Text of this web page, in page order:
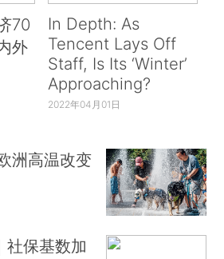
70
外
In Depth: As
Tencent Lays Off
Staff, Is Its ‘Winter’
Approaching?
2022年04月01日
洲高温改变
社保基数加